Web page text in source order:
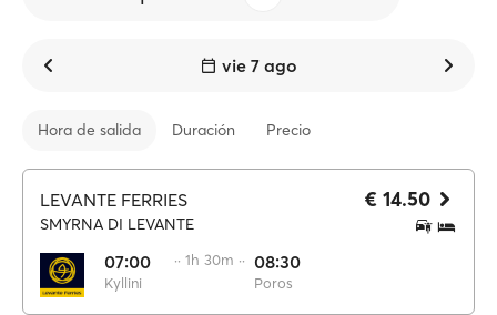
vie 7 ago
Hora de salida Duración Precio
LEVANTE FERRIES
SMYRNA DI LEVANTE
07:00
Kyllini
·· 1h 30m ·· 08:30
Poros
€ 14.50